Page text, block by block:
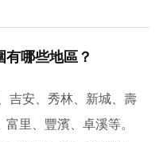
哪些地區？
吉安、秀林、新城、壽
里、豐濱、卓溪等。